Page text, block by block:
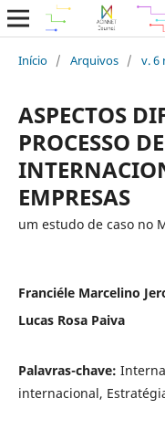
Início / Arquivos / v. 6
ASPECTOS
PROCESSO DE
EMPRESAS
um estudo de caso no
Franciéle Marcelino
Lucas Rosa Paiva
Palavras-chave:
internacional,